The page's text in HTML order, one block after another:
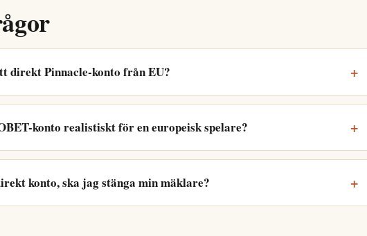
direkt Pinnacle-konto från EU?
konto realistiskt för en europeisk spelare?
konto, ska jag stänga min mäklare?